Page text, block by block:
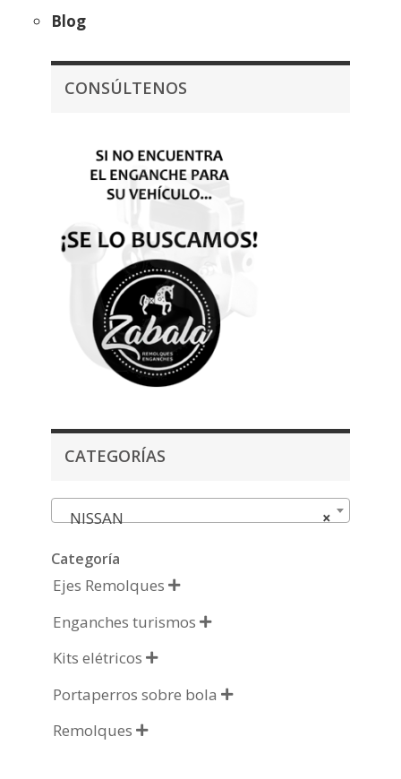
Blog
CONSÚLTENOS
CATEGORÍAS
×
NISSAN
Categoría
Ejes Remolques 
Enganches turismos 
Kits elétricos 
Portaperros sobre bola 
Remolques 